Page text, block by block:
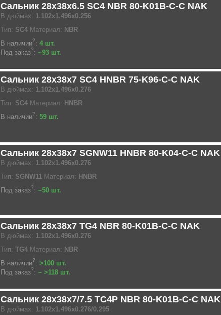
Сальник 28x38x6.5 SC4 NBR 80-K01B-C-C NAK
В дюймах: 1.102x1.496x0.256
Тип: SC4 Материал: NBR
В наличии?: 4 шт.
Под заказ?: ~93 шт.
Сальник 28x38x7 SC4 HNBR 75-K96-C-C NAK
В дюймах: 1.102x1.496x0.276
Тип: SC4 Материал: HNBR
В наличии?: 59 шт.
Сальник 28x38x7 SGNW11 HNBR 80-K04-C-C NAK
В дюймах: 1.102x1.496x0.276
Тип: SGNW11 Материал: HNBR
Под заказ?: ~50 шт.
Сальник 28x38x7 TG4 NBR 80-K01B-C-C NAK
В дюймах: 1.102x1.496x0.276
Тип: TG4 Материал: NBR
В наличии?: >100 шт.
Под заказ?: ~ >118 шт.
Сальник 28x38x7/7.5 TC4P NBR 80-K01B-C-C NAK
В дюймах: 1.102x1.496x0.276/0.295